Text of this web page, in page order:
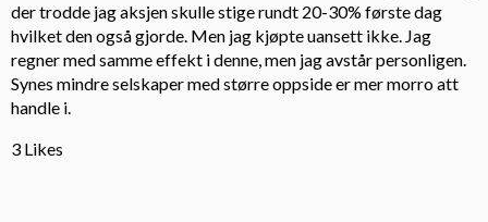
der trodde jag aksjen skulle stige rundt 20-30% første dag
hvilket den også gjorde. Men jag kjøpte uansett ikke. Jag
regner med samme effekt i denne, men jag avstår personligen.
Synes mindre selskaper med større oppside er mer morro att
handle i.
3 Likes